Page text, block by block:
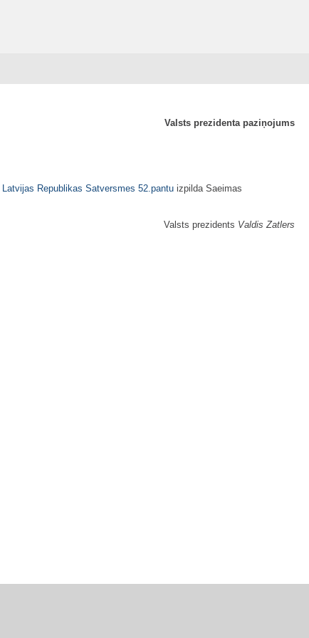
Valsts prezidenta paziņojums
Latvijas Republikas Satversmes 52.pantu izpilda Saeimas
Valsts prezidents Valdis Zatlers